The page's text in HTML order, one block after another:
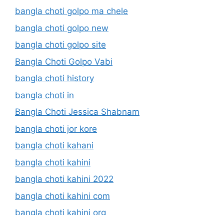
bangla choti golpo ma chele
bangla choti golpo new
bangla choti golpo site
Bangla Choti Golpo Vabi
bangla choti history
bangla choti in
Bangla Choti Jessica Shabnam
bangla choti jor kore
bangla choti kahani
bangla choti kahini
bangla choti kahini 2022
bangla choti kahini com
bangla choti kahini org